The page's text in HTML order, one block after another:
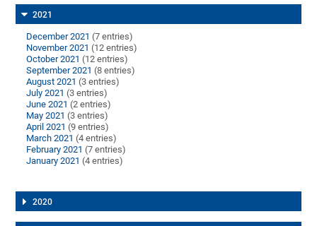
2021
December 2021 (7 entries)
November 2021 (12 entries)
October 2021 (12 entries)
September 2021 (8 entries)
August 2021 (3 entries)
July 2021 (3 entries)
June 2021 (2 entries)
May 2021 (3 entries)
April 2021 (9 entries)
March 2021 (4 entries)
February 2021 (7 entries)
January 2021 (4 entries)
2020